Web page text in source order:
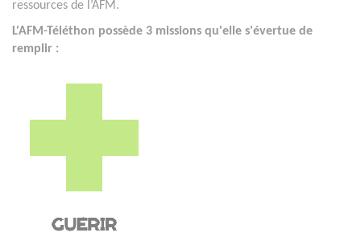
ressources de l’AFM.
L'AFM-Téléthon possède 3 missions qu'elle s'évertue de
remplir :